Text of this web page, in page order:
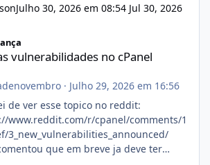
Julho 30, 2026 em 08:54 Jul 30, 2026
vulnerabilidades no cPanel
· Julho 29, 2026 em 16:56
de ver esse topico no reddit:
www.reddit.com/r/cpanel/comments/1
3_new_vulnerabilities_announced/
que em breve ja deve ter